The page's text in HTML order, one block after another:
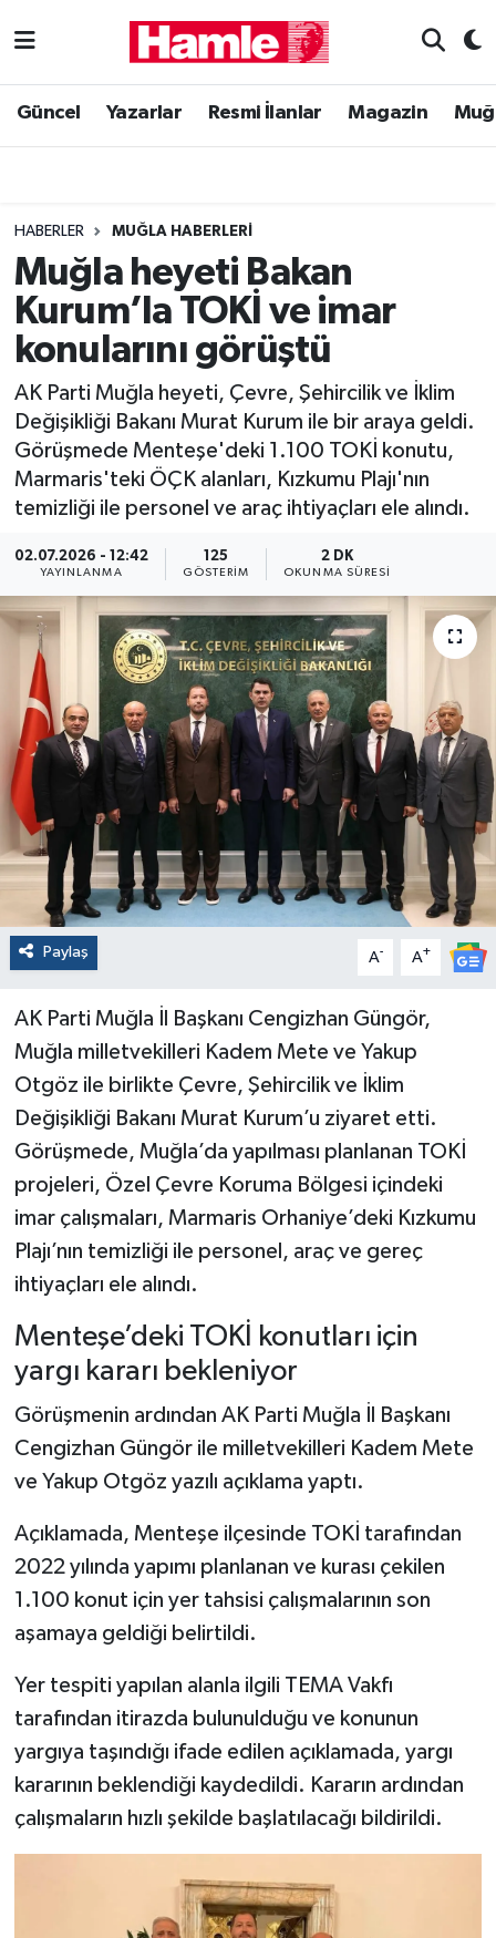
Güncel Yazarlar Resmi İlanlar Magazin
HABERLER MUĞLA HABERLERI
Muğla heyeti Bakan
Kurum’la TOKİ ve imar
konularını görüştü
AK Parti Muğla heyeti, Çevre, Şehircilik ve İklim
Değişikliği Bakanı Murat Kurum ile bir araya geldi.
Görüşmede Menteşe'deki 1.100 TOKİ konutu,
Marmaris'teki ÖÇK alanları, Kızkumu Plajı'nın
temizliği ile personel ve araç ihtiyaçları ele alındı.
02.07.2026 - 12:42
YAYINLANMA
125
GÖSTERIM
2 DK
OKUNMA SÜRESI
Paylaş A- A+
AK Parti Muğla İl Başkanı Cengizhan Güngör,
Muğla milletvekilleri Kadem Mete ve Yakup
Otgöz ile birlikte Çevre, Şehircilik ve İklim
Değişikliği Bakanı Murat Kurum’u ziyaret etti.
Görüşmede, Muğla’da yapılması planlanan TOKİ
projeleri, Özel Çevre Koruma Bölgesi içindeki
imar çalışmaları, Marmaris Orhaniye’deki Kızkumu
Plajı’nın temizliği ile personel, araç ve gereç
ihtiyaçları ele alındı.
Menteşe’deki TOKİ konutları için
yargı kararı bekleniyor
Görüşmenin ardından AK Parti Muğla İl Başkanı
Cengizhan Güngör ile milletvekilleri Kadem Mete
ve Yakup Otgöz yazılı açıklama yaptı.
Açıklamada, Menteşe ilçesinde TOKİ tarafından
2022 yılında yapımı planlanan ve kurası çekilen
1.100 konut için yer tahsisi çalışmalarının son
aşamaya geldiği belirtildi.
Yer tespiti yapılan alanla ilgili TEMA Vakfı
tarafından itirazda bulunulduğu ve konunun
yargıya taşındığı ifade edilen açıklamada, yargı
kararının beklendiği kaydedildi. Kararın ardından
çalışmaların hızlı şekilde başlatılacağı bildirildi.
Güncel
Magazin
Muğla Haber
Siyaset
Muğla Nöbetçi Eczaneler
Muğla Trafik Yoğunluk Haritası
Süper Lig Puan Durumu ve Fikstür
Tüm Manşetler
Son Dakika Haberleri
Haber Arşivi